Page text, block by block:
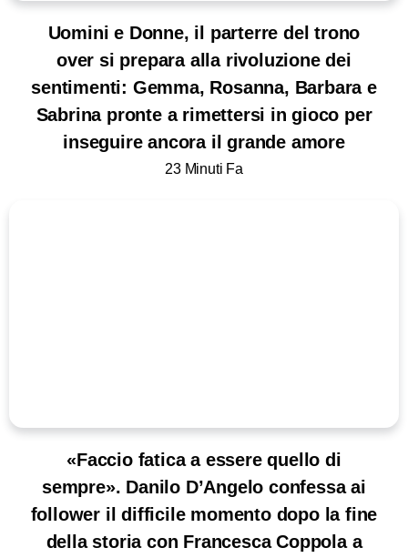
Uomini e Donne, il parterre del trono
over si prepara alla rivoluzione dei
sentimenti: Gemma, Rosanna, Barbara e
Sabrina pronte a rimettersi in gioco per
inseguire ancora il grande amore
23 Minuti Fa
«Faccio fatica a essere quello di
sempre». Danilo D’Angelo confessa ai
follower il difficile momento dopo la fine
della storia con Francesca Coppola a